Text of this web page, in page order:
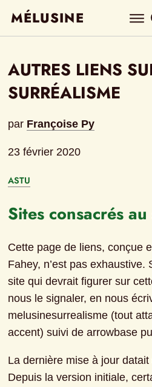
MÉLUSINE
AUTRES LIENS
SURRÉALISME
par Françoise Py
23 février 2020
ASTU
Sites consacrés
Cette page de liens, conçue
Fahey, n’est pas exhaustive.
site qui devrait figurer sur
nous le signaler, en nous
melusinesurrealisme (tout
accent) suivi de arrowbase
La dernière mise à jour
Depuis la version initiale,